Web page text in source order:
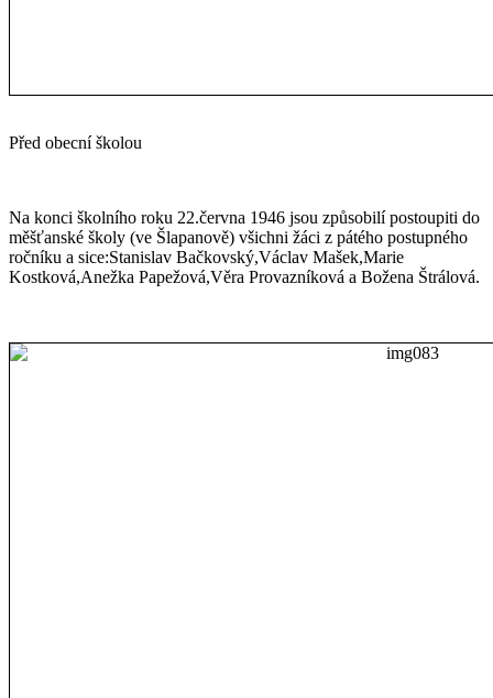
Před obecní školou
Na konci školního roku 22.června 1946 jsou způsobilí postoupiti do
měšťanské školy (ve Šlapanově) všichni žáci z pátého postupného
ročníku a sice:Stanislav Bačkovský,Václav Mašek,Marie
Kostková,Anežka Papežová,Věra Provazníková a Božena Štrálová.